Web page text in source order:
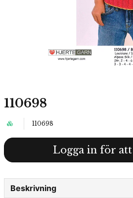
110698
110698
Logga in för
Beskrivning